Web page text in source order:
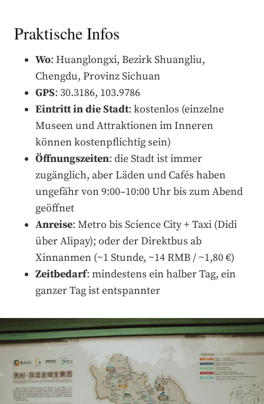
Praktische Infos
Wo: Huanglongxi, Bezirk Shuangliu,
Chengdu, Provinz Sichuan
GPS: 30.3186, 103.9786
Eintritt in die Stadt: kostenlos (einzelne
Museen und Attraktionen im Inneren
können kostenpflichtig sein)
Öffnungszeiten: die Stadt ist immer
zugänglich, aber Läden und Cafés haben
ungefähr von 9:00–10:00 Uhr bis zum Abend
geöffnet
Anreise: Metro bis Science City + Taxi (Didi
über Alipay); oder der Direktbus ab
Xinnanmen (~1 Stunde, ~14 RMB / ~1,80 €)
Zeitbedarf: mindestens ein halber Tag, ein
ganzer Tag ist entspannter